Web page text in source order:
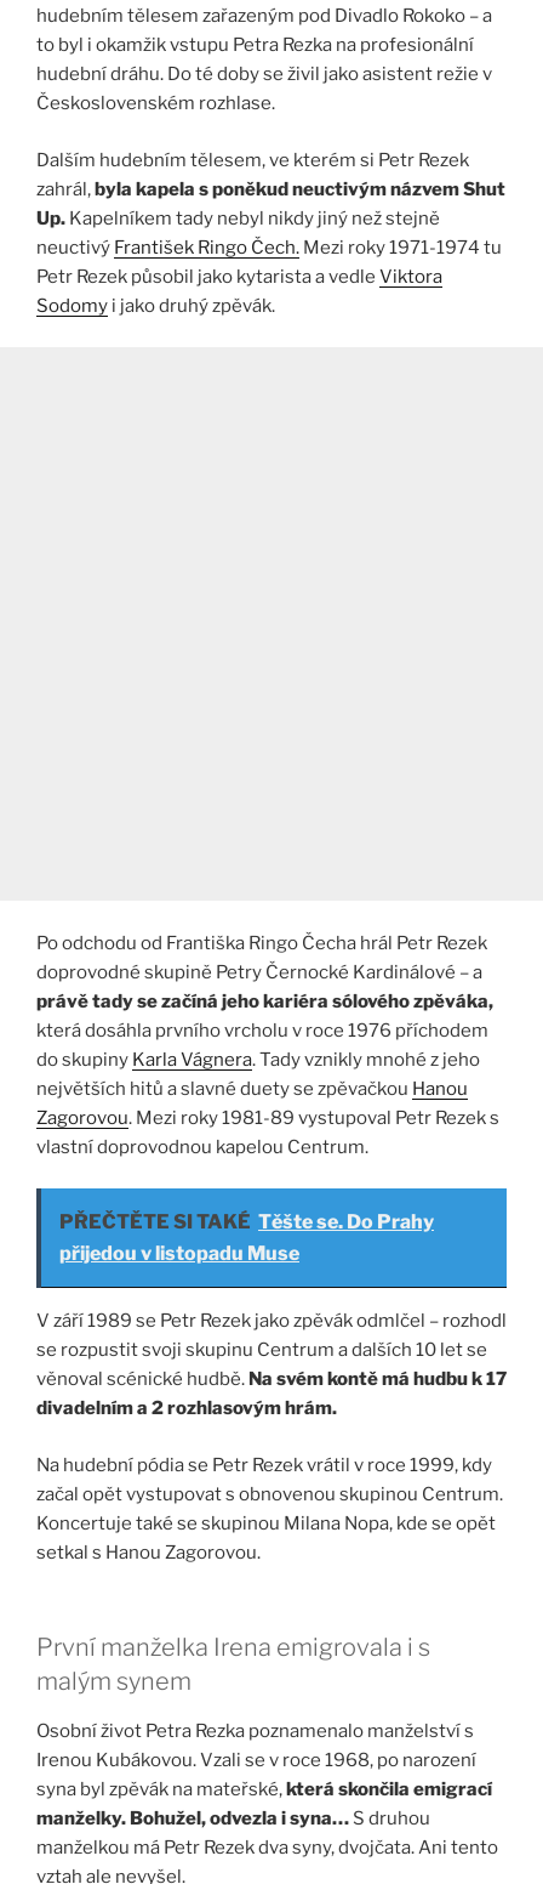
hudebním tělesem zařazeným pod Divadlo Rokoko – a
to byl i okamžik vstupu Petra Rezka na profesionální
hudební dráhu. Do té doby se živil jako asistent režie v
Československém rozhlase.
Dalším hudebním tělesem, ve kterém si Petr Rezek
zahrál,byla kapela s poněkud neuctivým názvem Shut
Up. Kapelníkem tady nebyl nikdy jiný než stejně
neuctivý František Ringo Čech. Mezi roky 1971-1974 tu
Petr Rezek působil jako kytarista a vedle Viktora
Sodomy i jako druhý zpěvák.
Po odchodu od Františka Ringo Čecha hrál Petr Rezek
doprovodné skupině Petry Černocké Kardinálové – a
právě tady se začíná jeho kariéra sólového zpěváka,
která dosáhla prvního vrcholu v roce 1976 příchodem
do skupiny Karla Vágnera. Tady vznikly mnohé z jeho
největších hitů a slavné duety se zpěvačkou Hanou
Zagorovou. Mezi roky 1981-89 vystupoval Petr Rezek s
vlastní doprovodnou kapelou Centrum.
PŘEČTĚTE SI TAKÉ Těšte se. Do Prahy
přijedou v listopadu Muse
V září 1989 se Petr Rezek jako zpěvák odmlčel – rozhodl
se rozpustit svoji skupinu Centrum a dalších 10 let se
věnoval scénické hudbě. Na svém kontě má hudbu k 17
divadelním a 2 rozhlasovým hrám.
Na hudební pódia se Petr Rezek vrátil v roce 1999, kdy
začal opět vystupovat s obnovenou skupinou Centrum.
Koncertuje také se skupinou Milana Nopa, kde se opět
setkal s Hanou Zagorovou.
První manželka Irena emigrovala i s
malým synem
Osobní život Petra Rezka poznamenalo manželství s
Irenou Kubákovou. Vzali se v roce 1968, po narození
syna byl zpěvák na mateřské,která skončila emigrací
manželky. Bohužel, odvezla i syna… S druhou
manželkou má Petr Rezek dva syny, dvojčata. Ani tento
vztah ale nevyšel.